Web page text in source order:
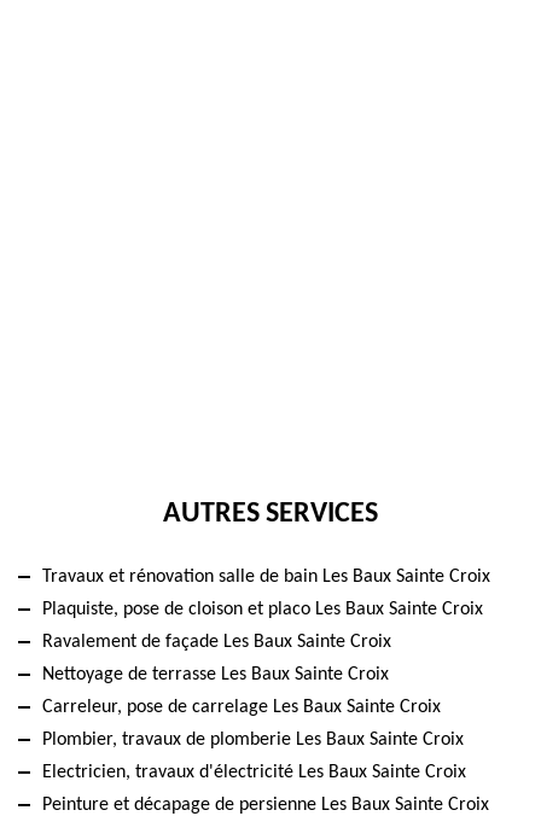
AUTRES SERVICES
Travaux et rénovation salle de bain Les Baux Sainte Croix
Plaquiste, pose de cloison et placo Les Baux Sainte Croix
Ravalement de façade Les Baux Sainte Croix
Nettoyage de terrasse Les Baux Sainte Croix
Carreleur, pose de carrelage Les Baux Sainte Croix
Plombier, travaux de plomberie Les Baux Sainte Croix
Electricien, travaux d'électricité Les Baux Sainte Croix
Peinture et décapage de persienne Les Baux Sainte Croix